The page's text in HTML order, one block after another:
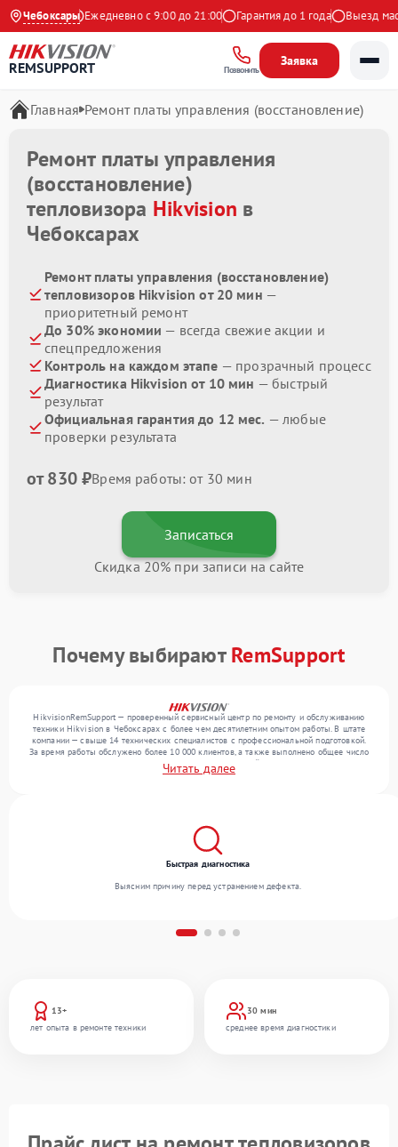
Чебоксары
на Яндекс Ежедневно с 9:00 до 21:00 Гарантия до 1 года Выезд
REMSUPPORT Позвонить
Заявка
Главная Ремонт платы управления (восстановление)
Ремонт платы управления
(восстановление)
тепловизора Hikvision в
Чебоксарах
Ремонт платы управления (восстановление)
тепловизоров Hikvision от 20 мин —
приоритетный ремонт
До 30% экономии — всегда свежие акции и
спецпредложения
Контроль на каждом этапе — прозрачный процесс
Диагностика Hikvision от 10 мин — быстрый
результат
Официальная гарантия до 12 мес. — любые
проверки результата
от 830 ₽Время работы: от 30 мин
Записаться
Скидка 20% при записи на сайте
Почему выбираютRemSupport
HikvisionRemSupport — проверенный сервисный центр по ремонту и обслуживанию
техники Hikvision в Чебоксарах с более чем десятилетним опытом работы. В штате
компании — свыше 14 технических специалистов с профессиональной подготовкой.
За время работы обслужено более 10 000 клиентов, а также выполнено общее число
ремонтов превысило 12 000. Ежемесячно в сервисный центр поступает от 300
устройств, включая , , . Мы беремся за задачи любой сложности и предлагаем
Читать далее
13+
лет опыта в ремонте техники
30 мин
среднее время диагностики
Быстрая диагностика
Выясним причину перед устранением дефекта.